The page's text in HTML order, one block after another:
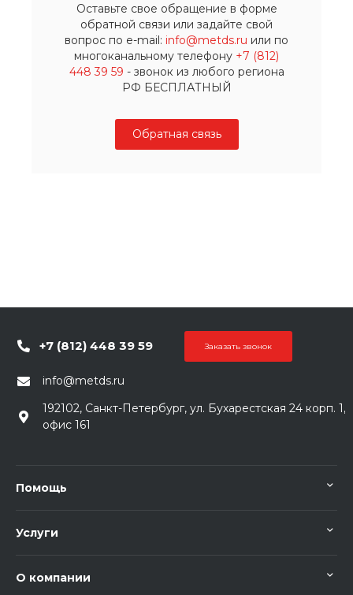
Оставьте свое обращение в форме
обратной связи или задайте свой
вопрос по e-mail: info@metds.ru или по
многоканальному телефону +7 (812)
448 39 59 - звонок из любого региона
РФ БЕСПЛАТНЫЙ
Обратная связь
+7 (812) 448 39 59 Заказать звонок
info@metds.ru
192102, Санкт-Петербург, ул. Бухарестская 24 корп. 1,
офис 161
Помощь
Услуги
О компании